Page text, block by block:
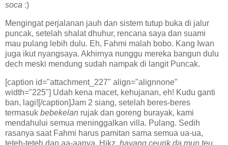
soca :)
Mengingat perjalanan jauh dan sistem tutup buka di jalur
puncak, setelah shalat dhuhur, rencana saya dan suami
mau pulang lebih dulu. Eh, Fahmi malah bobo. Kang Iwan
juga ikut nyangsaya. Akhirnya nunggu mereka bangun dulu
dech meski mendung sudah nampak di langit Puncak.
[caption id="attachment_227" align="alignnone"
width="225"] Udah kena macet, kehujanan, eh! Kudu ganti
ban, lagi![/caption]Jam 2 siang, setelah beres-beres
termasuk bebekelan rujak dan goreng burayak, kami
mendahului semua meninggalkan villa. Pulang. Sedih
rasanya saat Fahmi harus pamitan sama semua ua-ua,
teteh-teteh dan aa-aanya. Hikz, hayang ceurik da mun teu